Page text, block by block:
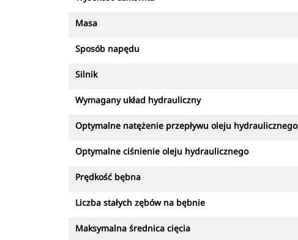
Masa
Sposób napędu
Silnik
Wymagany układ hydrauliczny
Optymalne natężenie przepływu oleju hydraulicznego
Optymalne ciśnienie oleju hydraulicznego
Prędkość bębna
Liczba stałych zębów na bębnie
Maksymalna średnica cięcia